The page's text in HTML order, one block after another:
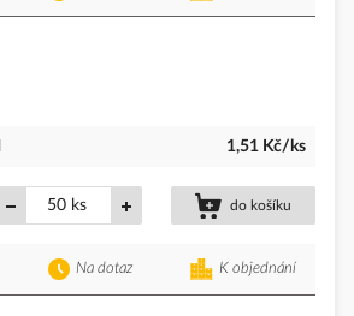
1,51 Kč/ks
ks do košíku
K objednání
Na dotaz